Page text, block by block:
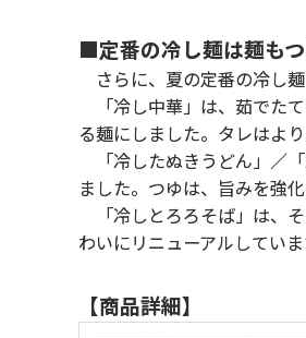
■定番の冷し麺は麺もつ
さらに、夏の定番の冷し
「冷し中華」は、茹でた
る麺にしました。タレはよ
「冷したぬきうどん」／
ました。つゆは、旨みを強
「冷しとろろそば」は、
わいにリニューアルしていま
【商品詳細】